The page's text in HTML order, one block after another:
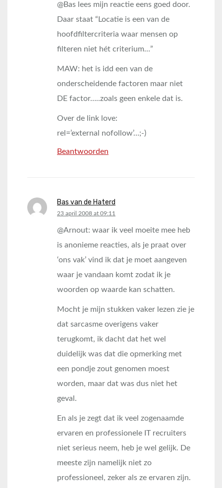
@Bas lees mijn reactie eens goed door.
Daar staat “Locatie is een van de
hoofdfiltercriteria waar mensen op
filteren niet hét criterium…”
MAW: het is idd een van de
onderscheidende factoren maar niet
DE factor…..zoals geen enkele dat is.
Over de link love:
rel=’external nofollow’…;-)
Beantwoorden
Bas van de Haterd
says:
23 april 2008 at 09:11
@Arnout: waar ik veel moeite mee heb
is anonieme reacties, als je praat over
‘ons vak’ vind ik dat je moet aangeven
waar je vandaan komt zodat ik je
woorden op waarde kan schatten.
Mocht je mijn stukken vaker lezen zie je
dat sarcasme overigens vaker
terugkomt, ik dacht dat het wel
duidelijk was dat die opmerking met
een pondje zout genomen moest
worden, maar dat was dus niet het
geval.
En als je zegt dat ik veel zogenaamde
ervaren en professionele IT recruiters
niet serieus neem, heb je wel gelijk. De
meeste zijn namelijk niet zo
professioneel, zeker als ze ervaren zijn.